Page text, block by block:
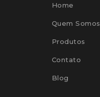
Home
Quem Somos
Produtos
Contato
Blog